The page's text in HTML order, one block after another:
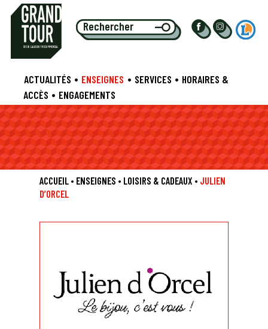
STE EU LALIE CENTRE COMMERCIAL
ACTUALITÉS • ENSEIGNES • SERVICES • HORAIRES &
ACCÈS • ENGAGEMENTS
ACCUEIL• ENSEIGNES • LOISIRS & CADEAUX • JULIEN
D’ORCEL